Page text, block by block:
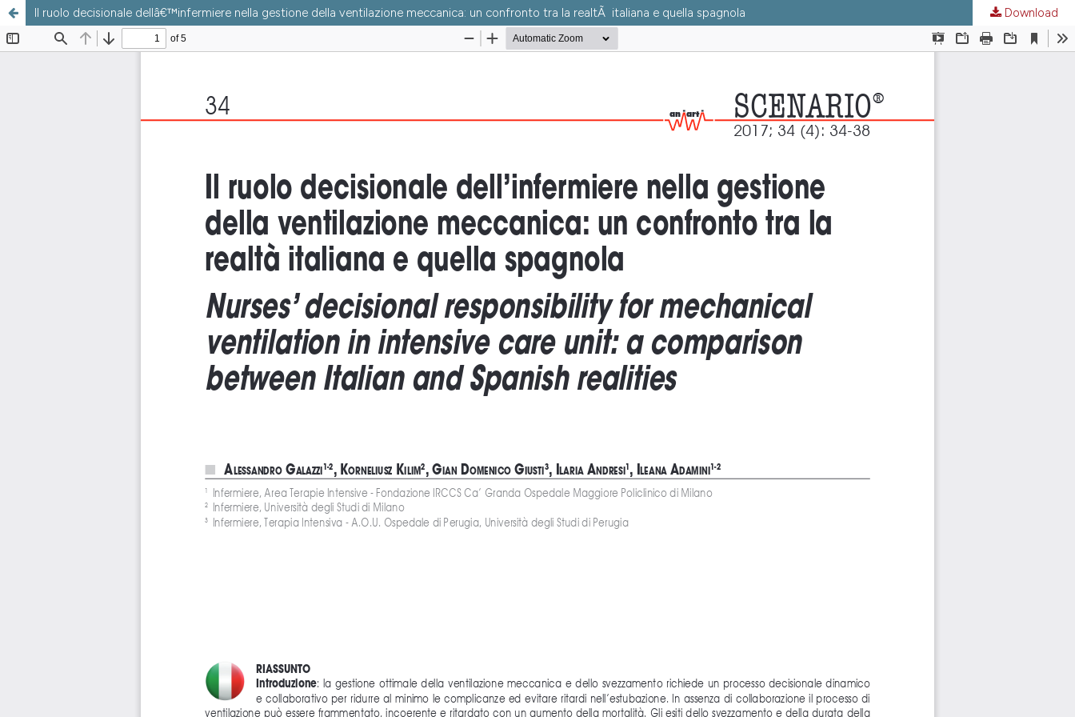
Il ruolo decisionale dellâ€™infermiere nella gestione della ventilazione meccanica: un confronto tra la realtÃ italiana e quella spagnola Download